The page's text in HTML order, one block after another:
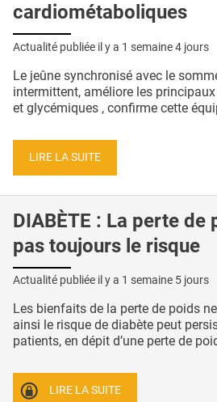
cardiométaboliques
Actualité publiée il y a 1 semaine 4 jours
Le jeûne synchronisé avec le
intermittent, améliore les
et glycémiques , confirme cette
LIRE LA SUITE
DIABÈTE : La perte de
pas toujours le risque
Actualité publiée il y a 1 semaine 5 jours
Les bienfaits de la perte de poids
ainsi le risque de diabète peut
patients, en dépit d’une perte de
LIRE LA SUITE